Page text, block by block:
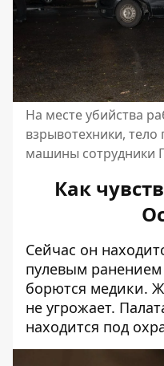
На месте убийства
взрывотехники,
машины сотрудники
Как
Сейчас он
пулевым ранением
борются медики.
не угрожает.
находится под